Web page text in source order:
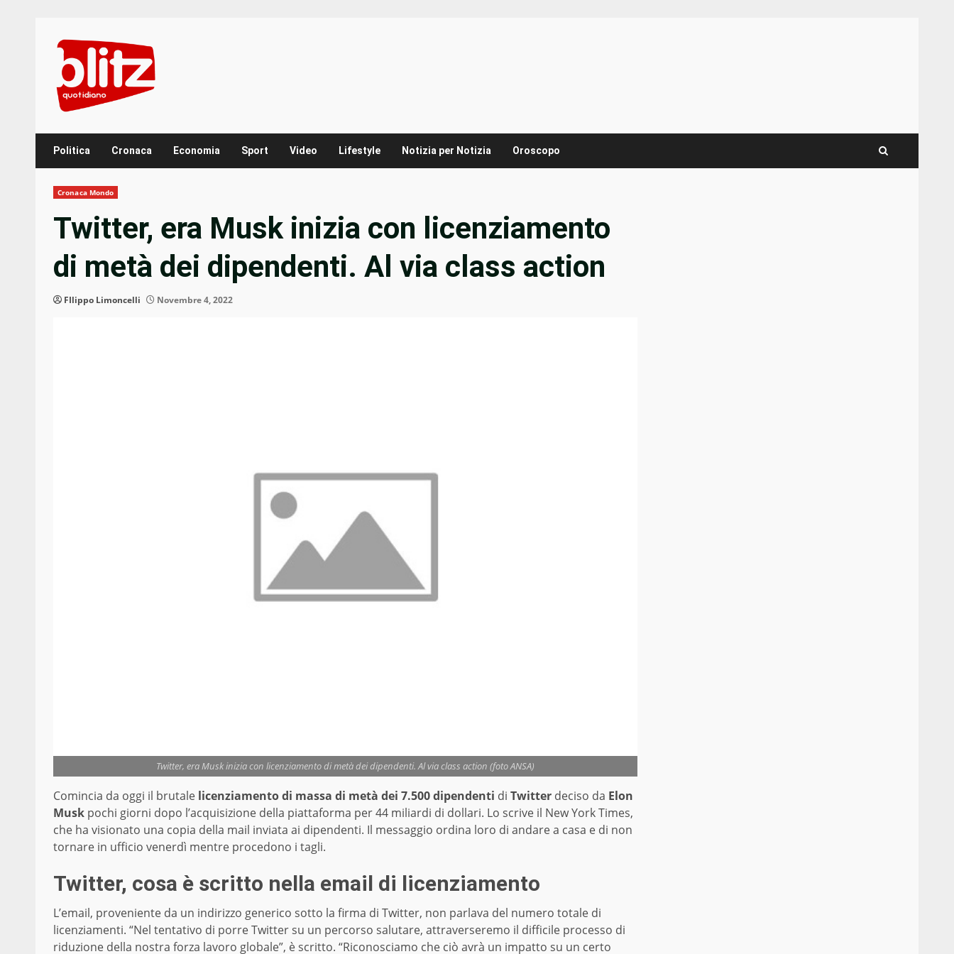
content
Politica Cronaca Economia Sport Video Lifestyle Notizia per Notizia Oroscopo
Cronaca Mondo
Twitter, era Musk inizia con licenziamento
di metà dei dipendenti. Al via class action
FIlippo Limoncelli Novembre 4, 2022
Twitter, era Musk inizia con licenziamento di metà dei dipendenti. Al via class action (foto ANSA)
Comincia da oggi il brutale licenziamento di massa di metà dei 7.500 dipendenti di Twitter deciso da Elon
Musk pochi giorni dopo l’acquisizione della piattaforma per 44 miliardi di dollari. Lo scrive il New York Times,
che ha visionato una copia della mail inviata ai dipendenti. Il messaggio ordina loro di andare a casa e di non
tornare in ufficio venerdì mentre procedono i tagli.
Twitter, cosa è scritto nella email di licenziamento
L’email, proveniente da un indirizzo generico sotto la firma di Twitter, non parlava del numero totale di
licenziamenti. “Nel tentativo di porre Twitter su un percorso salutare, attraverseremo il difficile processo di
riduzione della nostra forza lavoro globale”, è scritto. “Riconosciamo che ciò avrà un impatto su un certo